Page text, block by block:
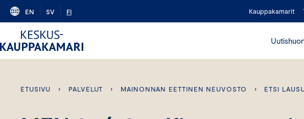
Skip
content
EN SV FI Kauppakamarit
ETUSIVU › PALVELUT › MAINONNAN EETTINEN NEUVOSTO › ETSI